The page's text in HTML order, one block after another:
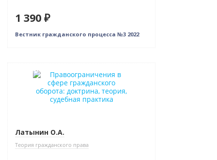
1 390 ₽
Вестник гражданского процесса №3 2022
Новинка
Латынин О.А.
Теория гражданского права